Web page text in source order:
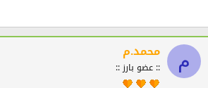
م محمد.م
:: عضو بارز ::